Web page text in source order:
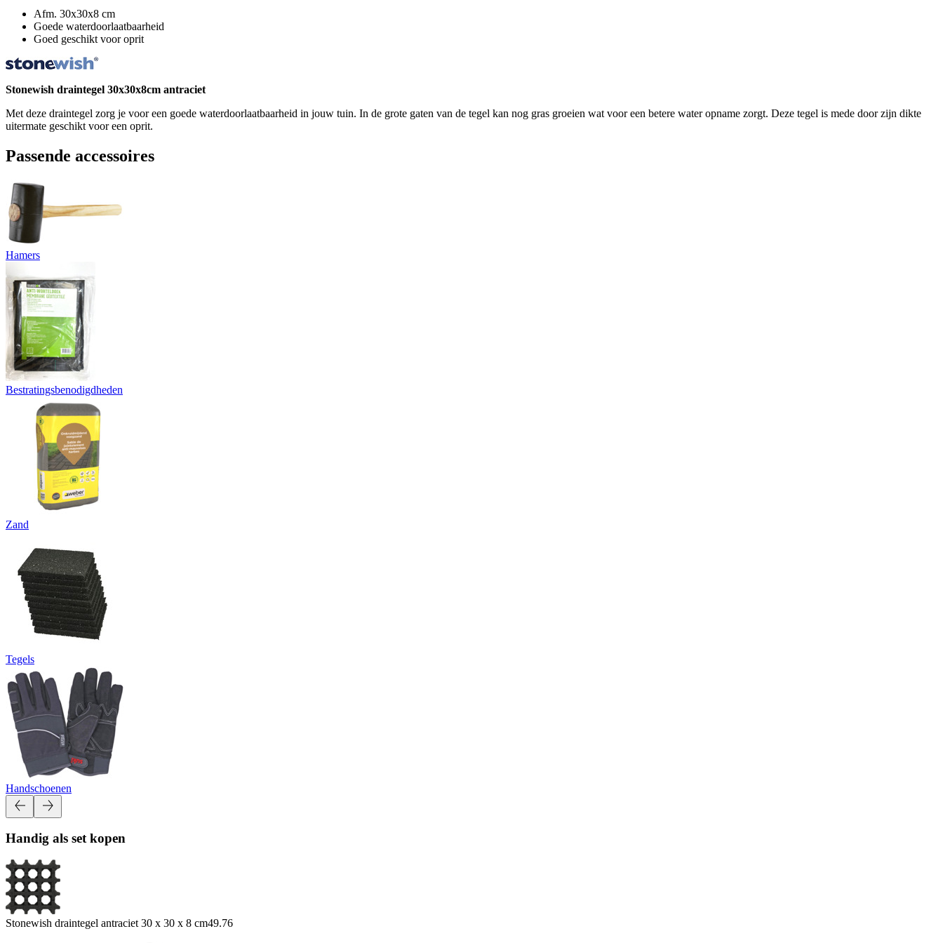
Afm. 30x30x8 cm
Goede waterdoorlaatbaarheid
Goed geschikt voor oprit
Stonewish draintegel 30x30x8cm antraciet
Met deze draintegel zorg je voor een goede waterdoorlaatbaarheid in jouw tuin. In de grote gaten van de tegel kan nog gras groeien wat voor een betere water opname zorgt. Deze tegel is mede door zijn dikte
uitermate geschikt voor een oprit.
Passende accessoires
Hamers
Bestratingsbenodigdheden
Zand
Tegels
Handschoenen
Handig als set kopen
Stonewish draintegel antraciet 30 x 30 x 8 cm49.76